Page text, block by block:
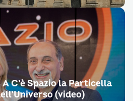
C’è Spazio la Particella
(video)